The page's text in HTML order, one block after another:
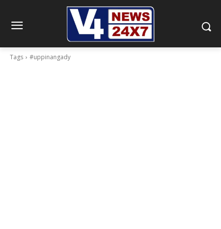
Tags #uppinangady